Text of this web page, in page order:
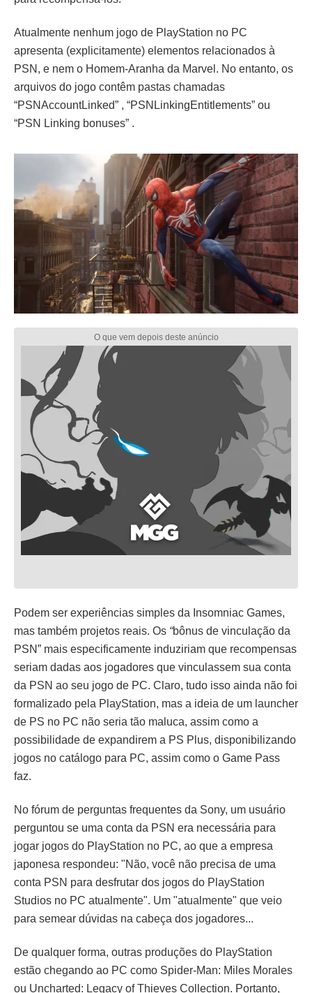
Atualmente nenhum jogo de PlayStation no PC
apresenta (explicitamente) elementos relacionados à
PSN, e nem o Homem-Aranha da Marvel. No entanto, os
arquivos do jogo contêm pastas chamadas
“PSNAccountLinked” , “PSNLinkingEntitlements” ou
“PSN Linking bonuses” .
Podem ser experiências simples da Insomniac Games,
mas também projetos reais. Os “bônus de vinculação da
PSN” mais especificamente induziriam que recompensas
seriam dadas aos jogadores que vinculassem sua conta
da PSN ao seu jogo de PC. Claro, tudo isso ainda não foi
formalizado pela PlayStation, mas a ideia de um launcher
de PS no PC não seria tão maluca, assim como a
possibilidade de expandirem a PS Plus, disponibilizando
jogos no catálogo para PC, assim como o Game Pass
faz.
No fórum de perguntas frequentes da Sony, um usuário
perguntou se uma conta da PSN era necessária para
jogar jogos do PlayStation no PC, ao que a empresa
japonesa respondeu: "Não, você não precisa de uma
conta PSN para desfrutar dos jogos do PlayStation
Studios no PC atualmente". Um "atualmente" que veio
para semear dúvidas na cabeça dos jogadores...
De qualquer forma, outras produções do PlayStation
estão chegando ao PC como Spider-Man: Miles Morales
ou Uncharted: Legacy of Thieves Collection. Portanto,